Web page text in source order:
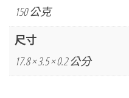
150 公克
尺寸
17.8 × 3.5 × 0.2 公分